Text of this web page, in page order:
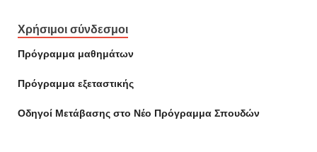
Χρήσιμοι σύνδεσμοι
Πρόγραμμα μαθημάτων
Πρόγραμμα εξεταστικής
Οδηγοί Mετάβασης στο Νέο Πρόγραμμα Σπουδών